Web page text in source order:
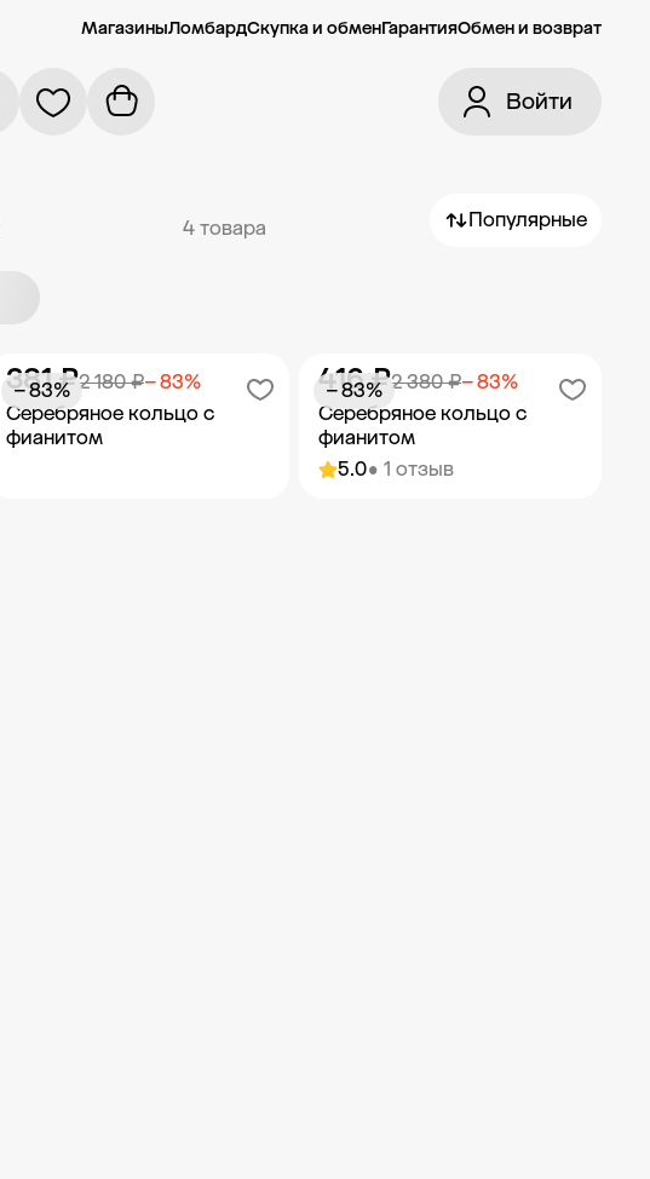
МагазиныЛомбардСкупка и обменГарантияОбмен и возврат
Войти
4 товара Популярные
Серебряное кольцо с
фианитом
2 180 ₽− 83%
381 ₽
− 83%
5.0• 1 отзыв
Серебряное кольцо с
фианитом
2 380 ₽− 83%
416 ₽
− 83%